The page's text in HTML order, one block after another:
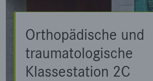
Orthopädische und
traumatologische
Klassestation 2C